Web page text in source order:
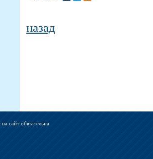
назад
сайт обязательна